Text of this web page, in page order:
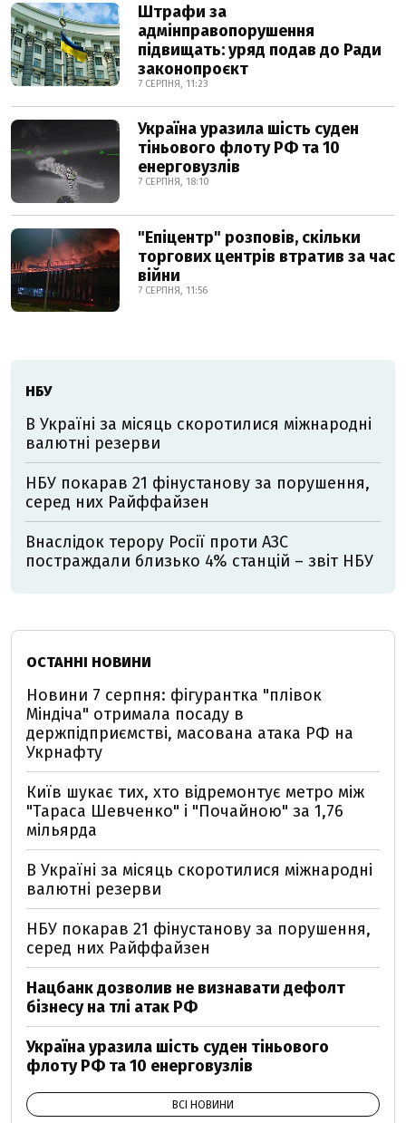
Штрафи за
адмінправопорушення
підвищать: уряд подав до Ради
законопроєкт
7 СЕРПНЯ, 11:23
Україна уразила шість суден
тіньового флоту РФ та 10
енерговузлів
7 СЕРПНЯ, 18:10
"Епіцентр" розповів, скільки
торгових центрів втратив за час
війни
7 СЕРПНЯ, 11:56
НБУ
В Україні за місяць скоротилися міжнародні
валютні резерви
НБУ покарав 21 фінустанову за порушення,
серед них Райффайзен
Внаслідок терору Росії проти АЗС
постраждали близько 4% станцій – звіт НБУ
ОСТАННІ НОВИНИ
Новини 7 серпня: фігурантка "плівок
Міндіча" отримала посаду в
держпідприємстві, масована атака РФ на
Укрнафту
Київ шукає тих, хто відремонтує метро між
"Тараса Шевченко" і "Почайною" за 1,76
мільярда
В Україні за місяць скоротилися міжнародні
валютні резерви
НБУ покарав 21 фінустанову за порушення,
серед них Райффайзен
Нацбанк дозволив не визнавати дефолт
бізнесу на тлі атак РФ
Україна уразила шість суден тіньового
флоту РФ та 10 енерговузлів
ВСІ НОВИНИ